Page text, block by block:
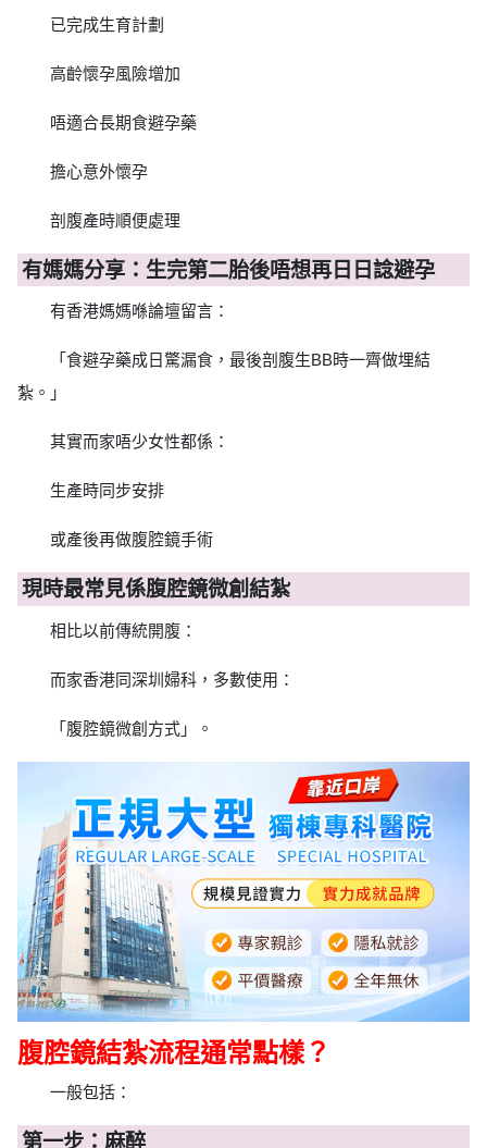
已完成生育計劃
高齡懷孕風險增加
唔適合長期食避孕藥
擔心意外懷孕
剖腹產時順便處理
有媽媽分享：生完第二胎後唔想再日日諗避孕
有香港媽媽喺論壇留言：
「食避孕藥成日驚漏食，最後剖腹生BB時一齊做埋結
紮。」
其實而家唔少女性都係：
生產時同步安排
或產後再做腹腔鏡手術
現時最常見係腹腔鏡微創結紮
相比以前傳統開腹：
而家香港同深圳婦科，多數使用：
「腹腔鏡微創方式」。
腹腔鏡結紮流程通常點樣？
一般包括：
第一步：麻醉